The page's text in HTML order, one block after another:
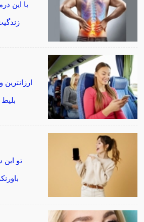
با این
تو